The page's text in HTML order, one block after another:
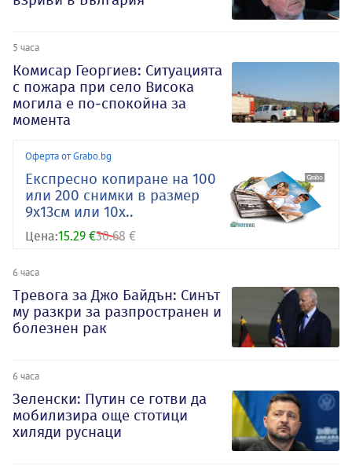
5 часа
Комисар Георгиев: Ситуацията
с пожара при село Висока
могила е по-спокойна за
момента
Оферта от Grabo.bg
Експресно копиране на 100
или 200 снимки в размер
9х13см или 10х..
Цена:15.29 €30.68 €
6 часа
Тревога за Джо Байдън: Синът
му разкри за разпространен и
болезнен рак
6 часа
Зеленски: Путин се готви да
мобилизира още стотици
хиляди руснаци